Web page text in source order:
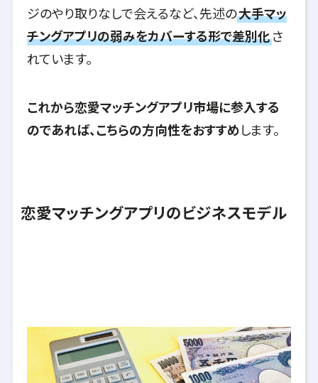
ジのやり取りなしで会えるなど、先述の大手マッ
チングアプリの弱みをカバーする形で差別化さ
れています。
これから恋愛マッチングアプリ市場に参入する
のであれば、こちらの方向性をおすすめします。
恋愛マッチングアプリのビジネスモデル